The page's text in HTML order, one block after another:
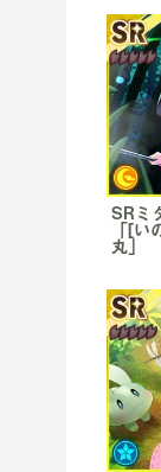
SRミ
「[い
丸」